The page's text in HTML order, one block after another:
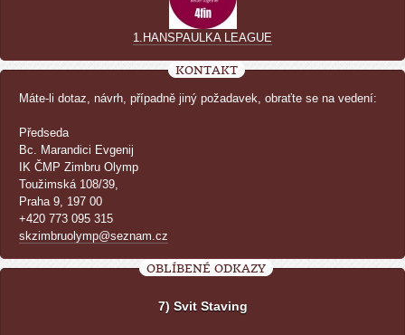
1.HANSPAULKA LEAGUE
KONTAKT
Máte-li dotaz, návrh, případně jiný požadavek, obraťte se na vedení:
Předseda
Bc. Marandici Evgenij
IK ČMP Zimbru Olymp
Toužimská 108/39,
Praha 9, 197 00
+420 773 095 315
skzimbruolymp@seznam.cz
OBLÍBENÉ ODKAZY
7) Svit Staving